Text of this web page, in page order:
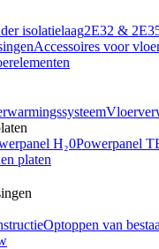
isolatielaag2E32 &
Accessoires voor
H₂0Powerpanel
platen
Optoppen van